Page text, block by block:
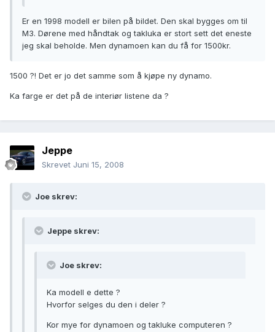
Er en 1998 modell er bilen på bildet. Den skal bygges om til
M3. Dørene med håndtak og takluka er stort sett det eneste
jeg skal beholde. Men dynamoen kan du få for 1500kr.
1500 ?! Det er jo det samme som å kjøpe ny dynamo.
Ka farge er det på de interiør listene da ?
Jeppe
Skrevet Juni 15, 2008
Joe skrev:
Jeppe skrev:
Joe skrev:
Ka modell e dette ?
Hvorfor selges du den i deler ?
Kor mye for dynamoen og takluke computeren ?